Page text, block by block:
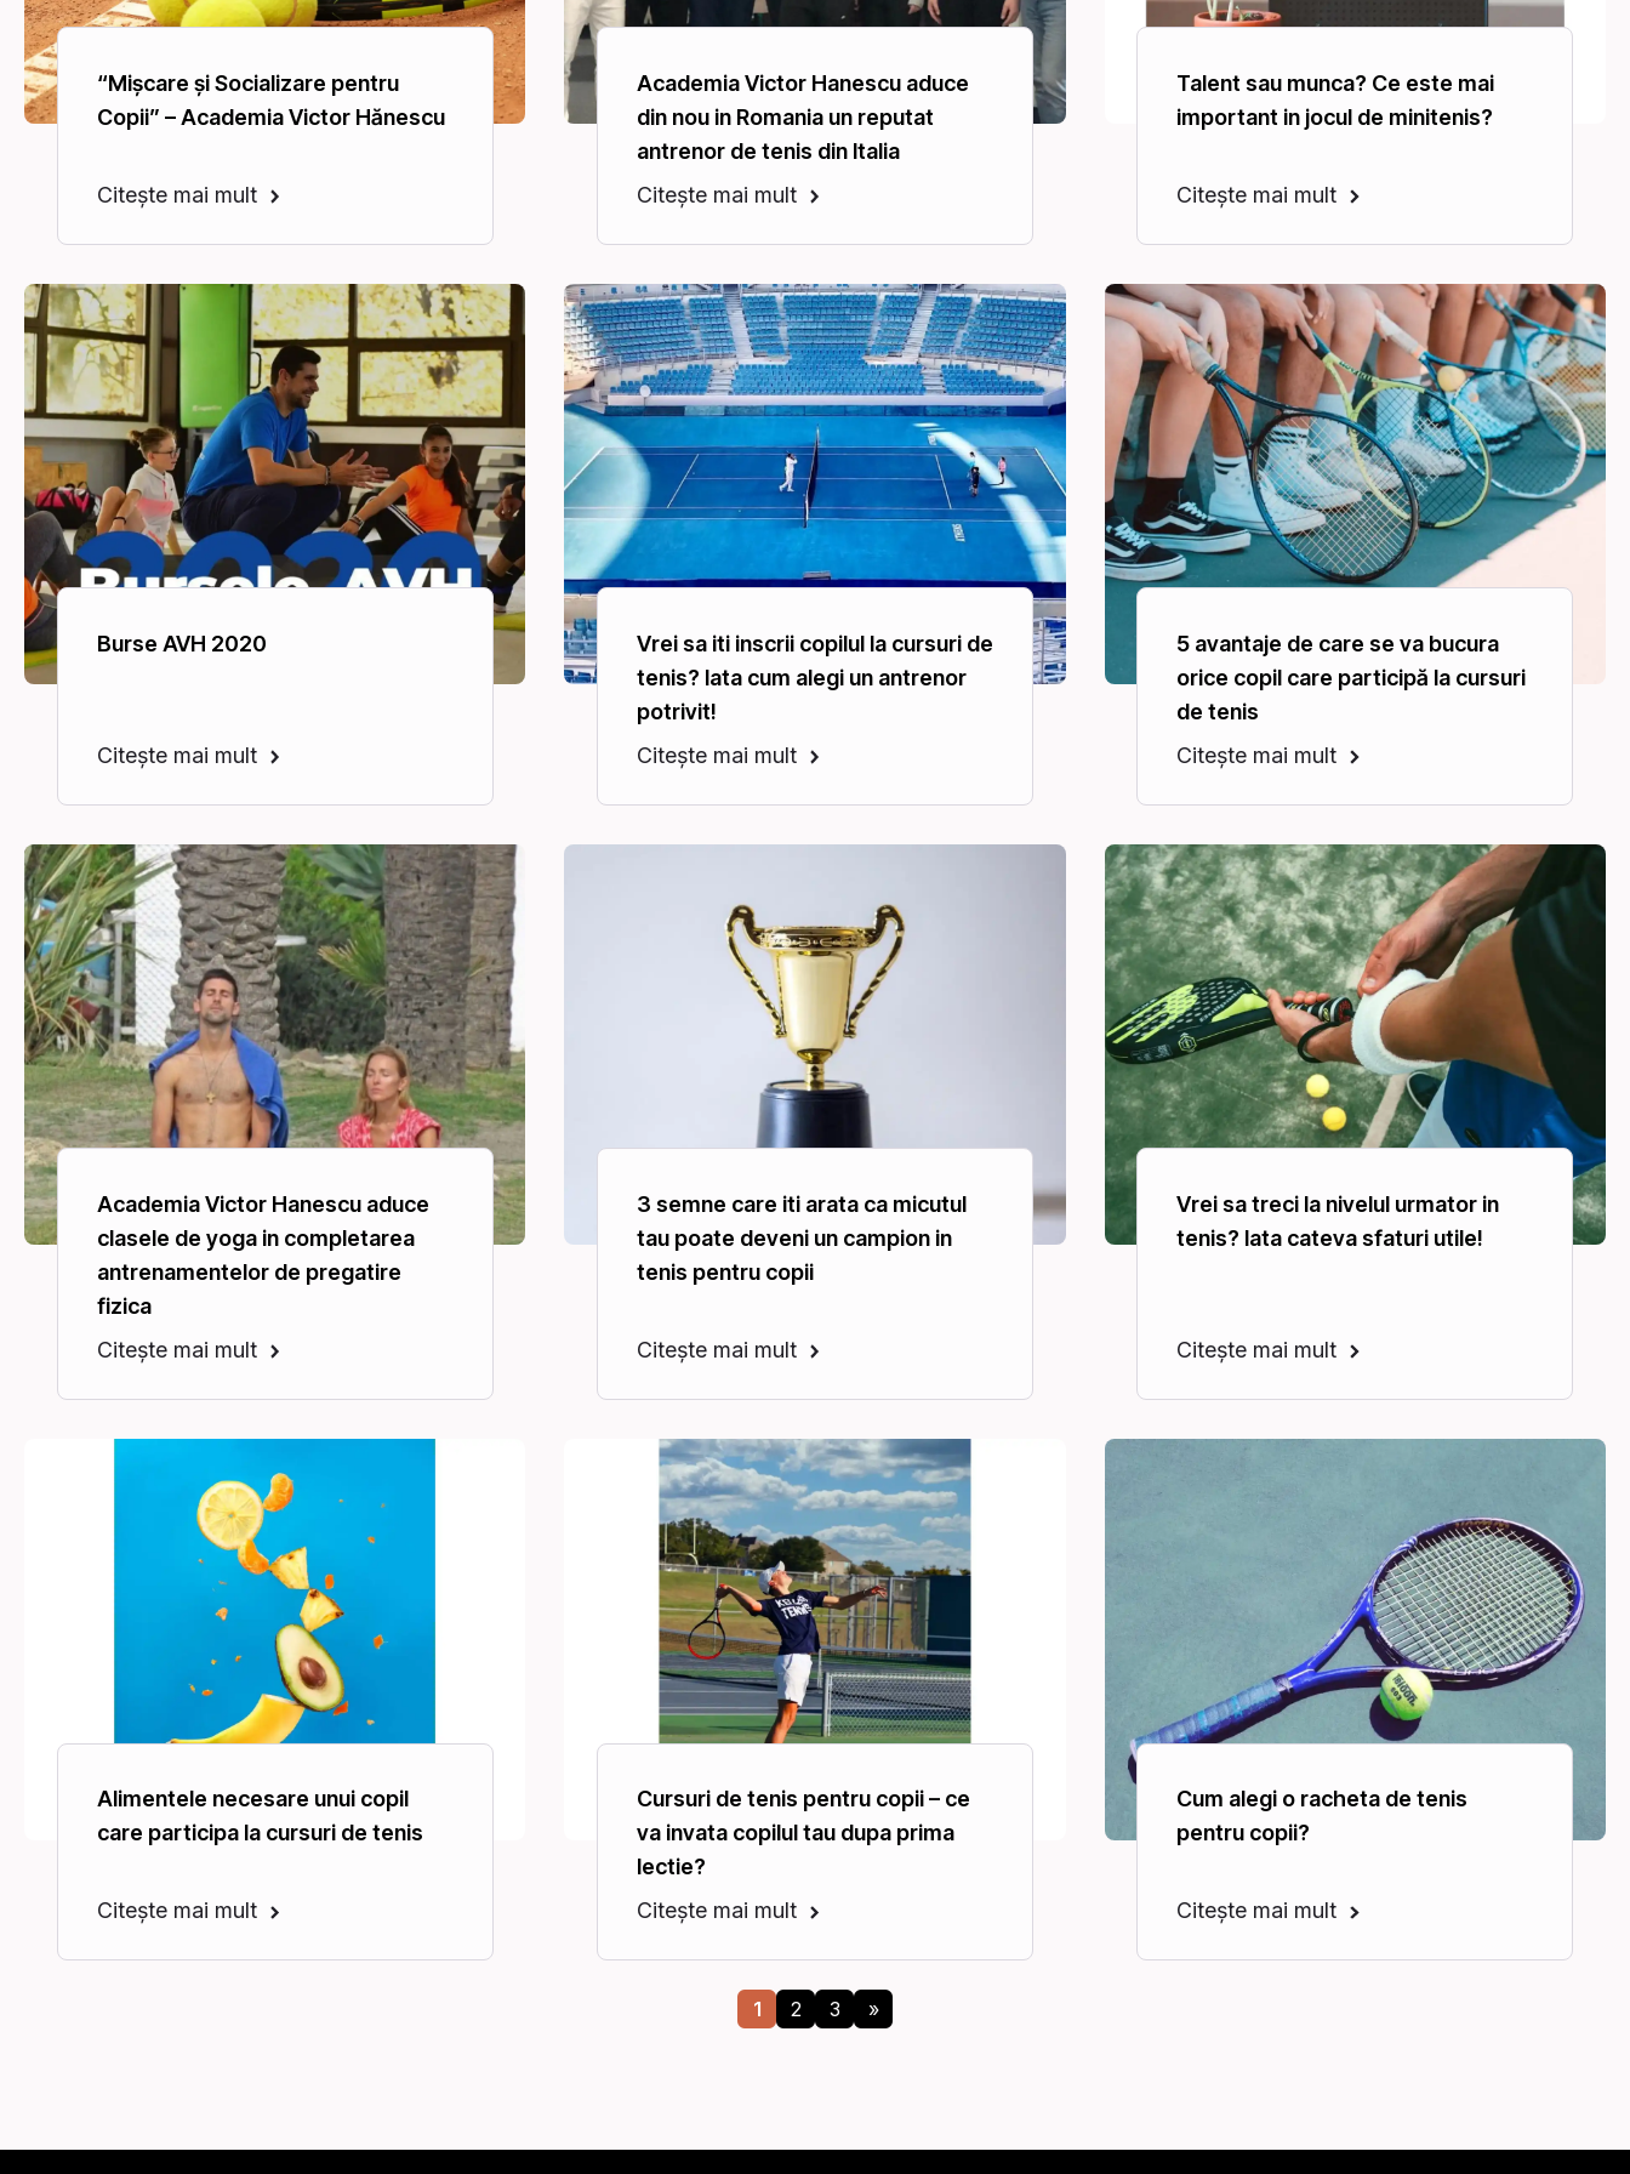
“Mișcare și Socializare pentru
Copii” – Academia Victor Hănescu
Citește mai mult
Academia Victor Hanescu aduce
din nou in Romania un reputat
antrenor de tenis din Italia
Citește mai mult
Talent sau munca? Ce este mai
important in jocul de minitenis?
Citește mai mult
Burse AVH 2020
Citește mai mult
Vrei sa iti inscrii copilul la cursuri de
tenis? Iata cum alegi un antrenor
potrivit!
Citește mai mult
5 avantaje de care se va bucura
orice copil care participă la cursuri
de tenis
Citește mai mult
Academia Victor Hanescu aduce
clasele de yoga in completarea
antrenamentelor de pregatire
fizica
Citește mai mult
3 semne care iti arata ca micutul
tau poate deveni un campion in
tenis pentru copii
Citește mai mult
Vrei sa treci la nivelul urmator in
tenis? Iata cateva sfaturi utile!
Citește mai mult
Alimentele necesare unui copil
care participa la cursuri de tenis
Citește mai mult
Cursuri de tenis pentru copii – ce
va invata copilul tau dupa prima
lectie?
Citește mai mult
Cum alegi o racheta de tenis
pentru copii?
Citește mai mult
1 2 3 »